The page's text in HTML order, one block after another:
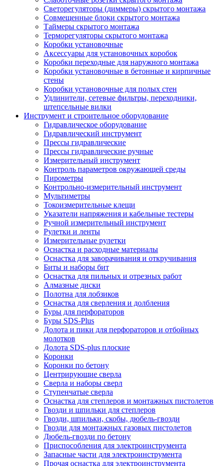
Светорегуляторы (диммеры) скрытого монтажа
Совмещенные блоки скрытого монтажа
Таймеры скрытого монтажа
Терморегуляторы скрытого монтажа
Коробки установочные
Аксессуары для установочных коробок
Коробки переходные для наружного монтажа
Коробки установочные в бетонные и кирпичные
стены
Коробки установочные для полых стен
Удлинители, сетевые фильтры, переходники,
штепсельные вилки
Инструмент и строительное оборудование
Гидравлическое оборудование
Гидравлический инструмент
Прессы гидравлические
Прессы гидравлические ручные
Измерительный инструмент
Контроль параметров окружающей среды
Пирометры
Контрольно-измерительный инструмент
Мультиметры
Токоизмерительные клещи
Указатели напряжения и кабельные тестеры
Ручной измерительный инструмент
Рулетки и ленты
Измерительные рулетки
Оснастка и расходные материалы
Оснастка для заворачивания и откручивания
Биты и наборы бит
Оснастка для пильных и отрезных работ
Алмазные диски
Полотна для лобзиков
Оснастка для сверления и долбления
Буры для перфораторов
Буры SDS-Plus
Долота и пики для перфораторов и отбойных
молотков
Долота SDS-plus плоские
Коронки
Коронки по бетону
Центрирующие сверла
Сверла и наборы сверл
Ступенчатые сверла
Оснастка для степлеров и монтажных пистолетов
Гвозди и шпильки для степлеров
Гвозди, шпильки, скобы, дюбель-гвозди
Гвозди для монтажных газовых пистолетов
Дюбель-гвозди по бетону
Приспособления для электроинструмента
Запасные части для электроинструмента
Прочая оснастка для электроинструмента